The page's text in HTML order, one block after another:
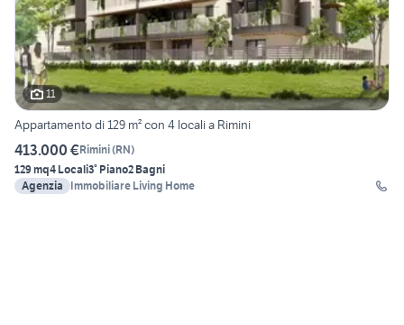
11
Appartamento di 129 m² con 4 locali a Rimini
413.000 €Rimini(RN)
129 mq4 Locali3° Piano2 Bagni
Agenzia
Immobiliare Living Home